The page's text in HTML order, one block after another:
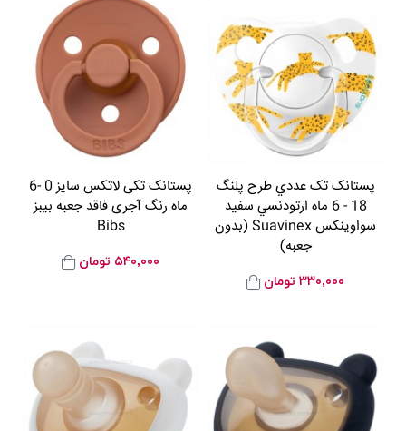
پستانک تک عددي طرح پلنگ
18 - 6 ماه ارتودنسي سفید
سواوینکس Suavinex (بدون
جعبه)
۳۳۰,۰۰۰ تومان
پستانک تکی لاتکس سایز 0 -6
ماه رنگ آجری فاقد جعبه بیبز
Bibs
۵۴۰,۰۰۰ تومان